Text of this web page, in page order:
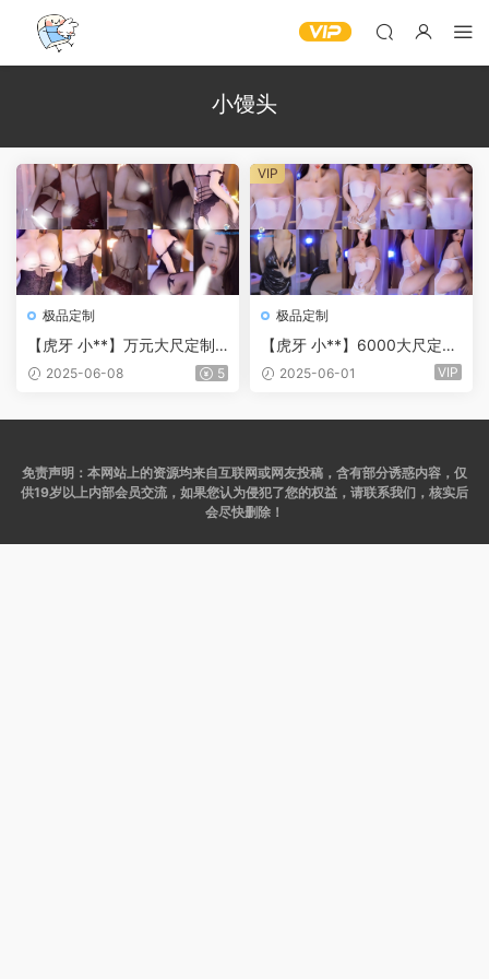
小馒头
极品定制
【虎牙 小**】万元大尺定制
热舞 高颜值身材苗条 真空上
2025-06-08 5
极品定制
【虎牙 小**】6000大尺定制
热舞 透明内内 爆乳粉晕葡萄
2025-06-01 VIP
VIP
免责声明：本网站上的资源均来自互联网或网友投稿，含有部分诱惑内容，仅
供19岁以上内部会员交流，如果您认为侵犯了您的权益，请联系我们，核实后
会尽快删除！